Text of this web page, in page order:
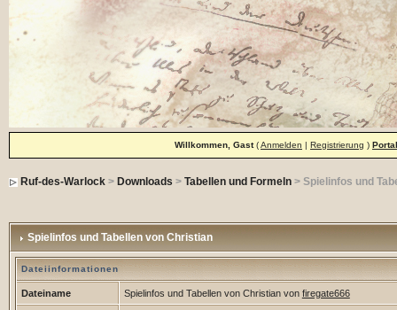
Willkommen, Gast(Anmelden | Registrierung ) Portal
Ruf-des-Warlock> Downloads > Tabellen und Formeln> Spielinfos und
Spielinfos und Tabellen von Christian
Dateiinformationen
Dateiname Spielinfos und Tabellen von Christian von firegate666